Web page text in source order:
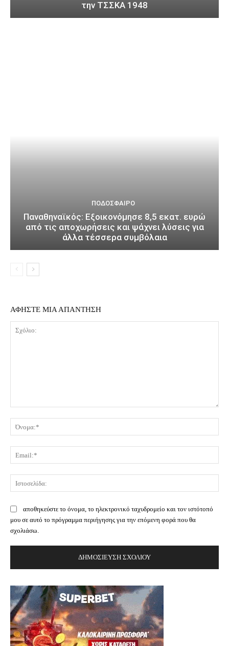
την ΤΣΣΚΑ 1948
ΠΟΔΌΣΦΑΙΡΟ
Παναθηναϊκός: Εξοικονόμησε 8,5 εκατ. ευρώ
από τις αποχωρήσεις και ψάχνει λύσεις για
άλλα τέσσερα συμβόλαια
ΑΦΗΣΤΕ ΜΙΑ ΑΠΑΝΤΗΣΗ
αποθηκεύστε το όνομα, το ηλεκτρονικό ταχυδρομείο και τον ιστότοπό
μου σε αυτό το πρόγραμμα περιήγησης για την επόμενη φορά που θα
σχολιάσω.